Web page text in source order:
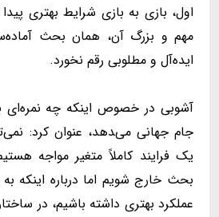
اول، بازی به بازی شرایط بهتری
مهم و بزرگ آن، همان بحث
ایده‌آل و مطلوبی رقم نخورد.
آشوبی در خصوص اینکه چه نمره‌ای
جام جهانی می‌‍دهد، عنوان کرد:
یک فرایند کاملاً متغیر مواجه
بحث خارج شویم اما درباره اینکه
عملکرد بهتری داشته باشیم، در